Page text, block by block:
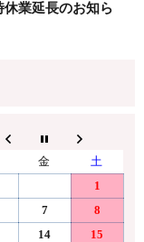
休業延長のお知ら
金
土
1
7
8
14 15